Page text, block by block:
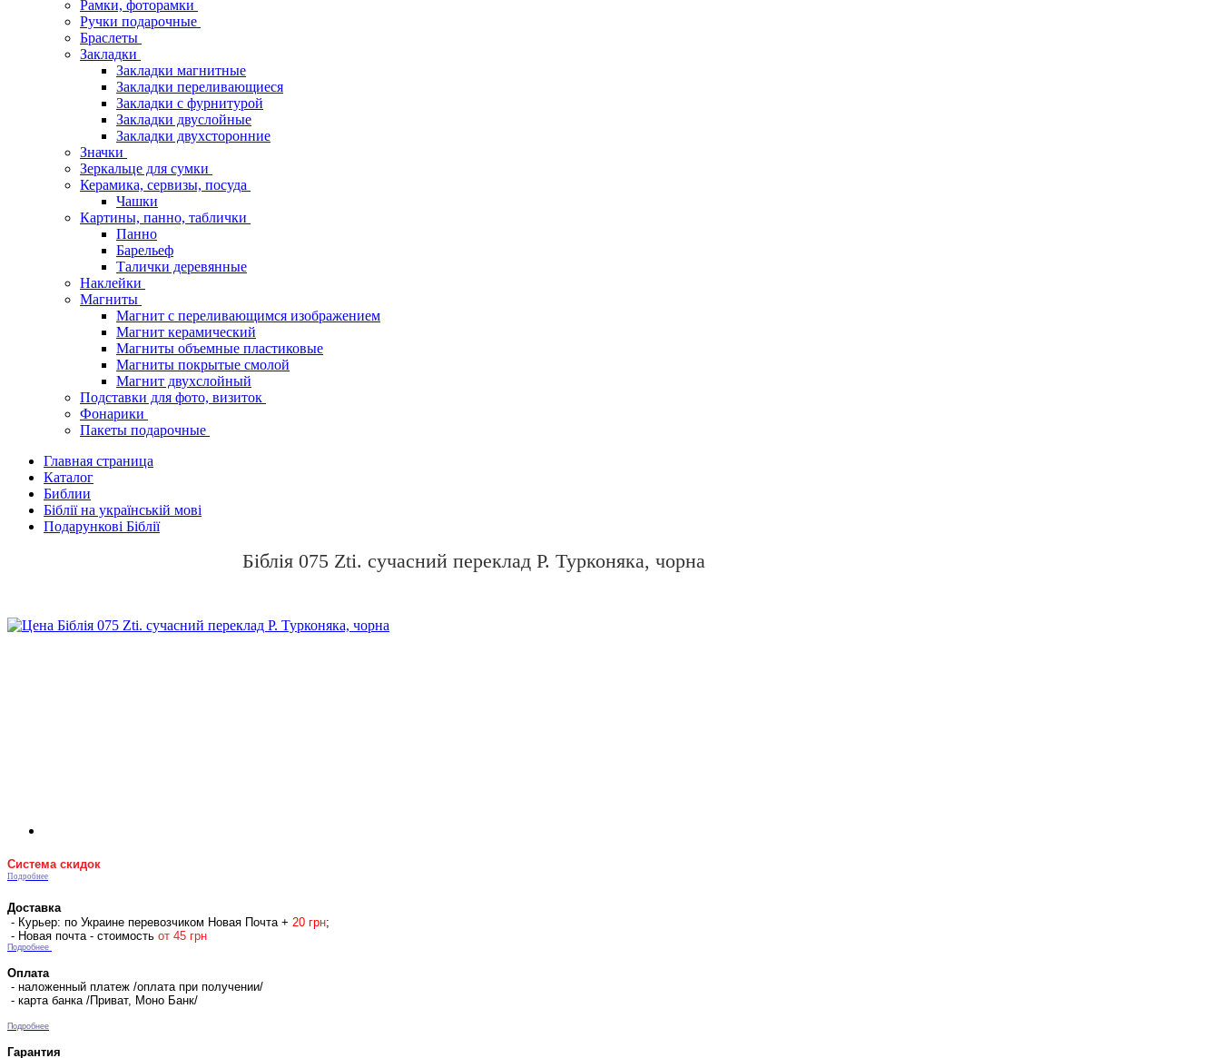
Рамки, фоторамки
Ручки подарочные
Браслеты
Закладки
Закладки магнитные
Закладки переливающиеся
Закладки с фурнитурой
Закладки двуслойные
Закладки двухсторонние
Значки
Зеркальце для сумки
Керамика, сервизы, посуда
Чашки
Картины, панно, таблички
Панно
Барельеф
Талички деревянные
Наклейки
Магниты
Магнит с переливающимся изображением
Магнит керамический
Магниты объемные пластиковые
Магниты покрытые смолой
Магнит двухслойный
Подставки для фото, визиток
Фонарики
Пакеты подарочные
Главная страница
Каталог
Библии
Біблії на українській мові
Подарункові Біблії
Біблія 075 Zti. сучасний переклад Р. Турконяка, чорна
Система скидок
Подробнее
Доставка
- Курьер: по Украине перевозчиком Новая Почта + 20 грн;
- Новая почта - стоимость от 45 грн
Подробнее
Оплата
- наложенный платеж /оплата при получении/
- карта банка /Приват, Моно Банк/
Подробнее
Гарантия